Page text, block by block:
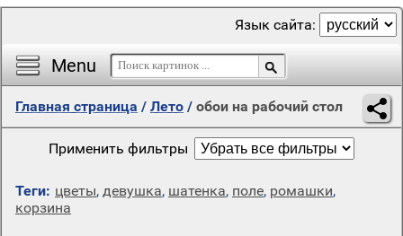
Menu
Язык сайта:
Главная страница / Лето / обои на рабочий стол
Применить фильтры
Теги: цветы, девушка, шатенка, поле, ромашки,
корзина